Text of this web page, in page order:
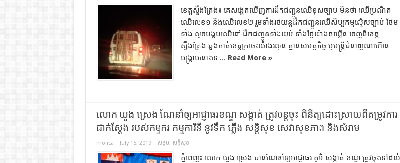
ខេត្តស្ទឹងត្រែង៖ គេសង្គេតឃើញការដឹកជញ្ជូនឈើខុសច្បាប់ មិនថា ឈើប្រណីត
ឈើលេខ១ និងឈើលេខ២ រួមទាំងរថយន្តដឹកជញ្ជូនឈើសិប្បកម្មល្មើសច្បាប់ ថែម
ទាំង លួចបង្គប់ឈើឆៅ ដឹកជញ្ជូនទាំងយប់ ទាំងថ្ងៃយ៉ាងគឃ្លើន ចេញពីខេត្ត
ស្ទឹងត្រែង ឆ្លងកាត់ខេត្តក្រចេះយ៉ាងរលូន គ្មានសមត្ថកិច្ច ឬមន្ត្រីជំនាញណាហ៊ាន
បង្ក្រាបនោះទេ ... Read More »
លោក ឃួង ស្រេង ណែនាំឲ្យអាជ្ញាធរខណ្ឌ សង្កាត់ ត្រូវបន្ដចុះ ពិនិត្យដោះស្រាយពីតម្រូវការ
ជាក់ស្ដែង របស់កម្មករ កម្មការិនី នូវទឹក ភ្លើង សន្ដិសុខ សេវាសុខភាព និងសំរាម
molica July 15, 2019 សង្គម, សន្តិសុខ
ភ្នំពេញ៖ លោក ឃួង ស្រេង បានណែនាំឲ្យអាជ្ញាធរ ភូមិ សង្កាត់ ខណ្ឌ ត្រូវចុះទៅដល់